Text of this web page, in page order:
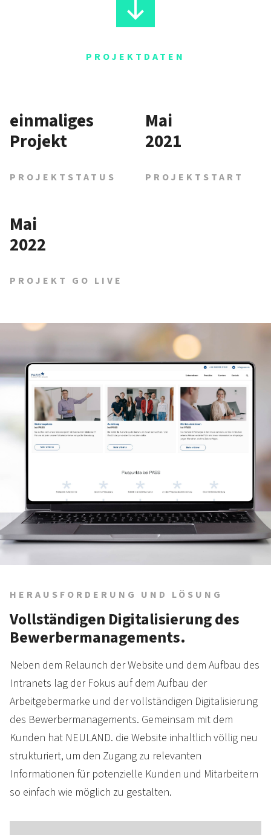
PROJEKTDATEN
ein­ma­li­ges
Pro­jekt
PROJEKT­STATUS
Mai
2021
PROJEKT­START
Mai
2022
PROJEKT GO LIVE
HERAUSFORDERUNG UND LÖSUNG
Vollständigen Digitalisierung des
Bewerber­managements.
Neben dem Relaunch der Website und dem Aufbau des
Intranets lag der Fokus auf dem Aufbau der
Arbeitgeber­marke und der vollständigen Digitalisierung
des Bewerber­managements. Gemeinsam mit dem
Kunden hat NEULAND. die Website inhaltlich völlig neu
strukturiert, um den Zugang zu relevanten
Informationen für potenzielle Kunden und Mitarbeitern
so einfach wie möglich zu gestalten.